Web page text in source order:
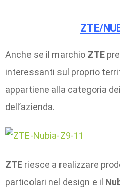
ZTE/
Anche se il marchio ZTE
interessanti sul proprio
appartiene alla categoria
dell’azienda.
ZTE riesce a realizzare
particolari nel design e il